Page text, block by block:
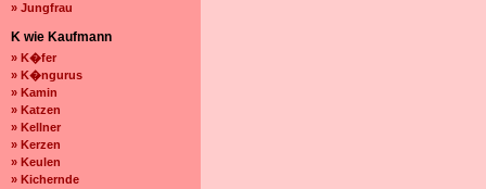
» Jungfrau
K wie Kaufmann
» K�fer
» K�ngurus
» Kamin
» Katzen
» Kellner
» Kerzen
» Keulen
» Kichernde